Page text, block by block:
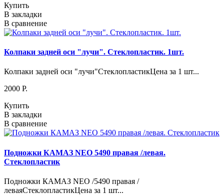
Купить
В закладки
В сравнение
Колпаки задней оси "лучи". Стеклопластик. 1шт.
Колпаки задней оси "лучи"СтеклопластикЦена за 1 шт...
2000 P.
Купить
В закладки
В сравнение
Подножки КАМАЗ NEO 5490 правая /левая.
Стеклопластик
Подножки КАМАЗ NEO /5490 правая /
леваяСтеклопластикЦена за 1 шт...